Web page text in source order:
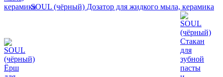
SOUL (чёрный) Дозатор для жидкого мыла, керамика